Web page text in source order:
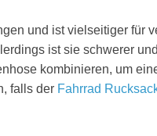
und ist vielseitiger für
ist sie schwerer
kombinieren, um
falls der Fahrrad